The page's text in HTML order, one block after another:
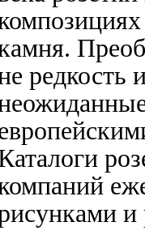
редкость
и